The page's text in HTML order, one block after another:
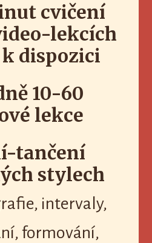
cvičení
lekcích
k dispozici
10-60
lekce
tančení
stylech
intervaly,
formování,